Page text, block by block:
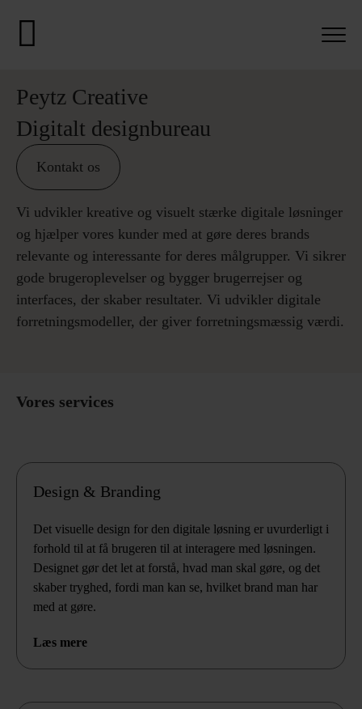
Peytz Creative
Digitalt designbureau
Kontakt os
Vi udvikler kreative og visuelt stærke digitale løsninger
og hjælper vores kunder med at gøre deres brands
relevante og interessante for deres målgrupper. Vi sikrer
gode brugeroplevelser og bygger brugerrejser og
interfaces, der skaber resultater. Vi udvikler digitale
forretningsmodeller, der giver forretningsmæssig værdi.
Vores services
Design & Branding
Det visuelle design for den digitale løsning er uvurderligt i
forhold til at få brugeren til at interagere med løsningen.
Designet gør det let at forstå, hvad man skal gøre, og det
skaber tryghed, fordi man kan se, hvilket brand man har
med at gøre.
Læs mere